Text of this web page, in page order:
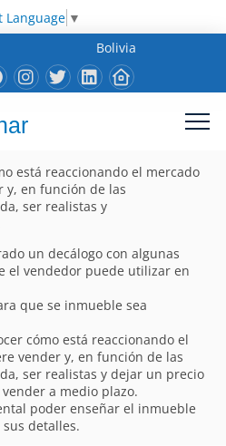
Language ▼
Bolivia
está reaccionando el mercado
y, en función de las
ser realistas y
un decálogo con algunas
el vendedor puede utilizar en
que se inmueble sea
cómo está reaccionando el
vender y, en función de las
ser realistas y dejar un precio
a medio plazo.
poder enseñar el inmueble
detalles.